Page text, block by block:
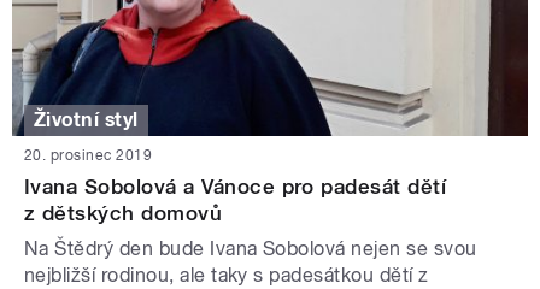
Životní styl
20. prosinec 2019
Ivana Sobolová a Vánoce pro padesát dětí
z dětských domovů
Na Štědrý den bude Ivana Sobolová nejen se svou
nejbližší rodinou, ale taky s padesátkou dětí z